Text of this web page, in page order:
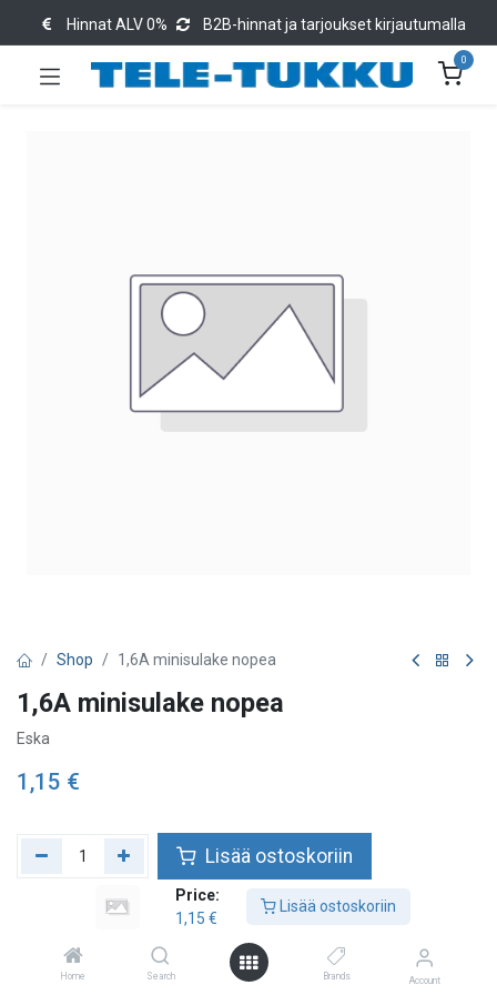
Price:
1,15 €
Lisää ostoskoriin
Home Search Brands Account
Hinnat ALV 0% B2B-hinnat ja tarjoukset kirjautumalla
0
Shop 1,6A minisulake nopea
1,6A minisulake nopea
Eska
1,15 €
Lisää ostoskoriin
Lisää toivelistalle